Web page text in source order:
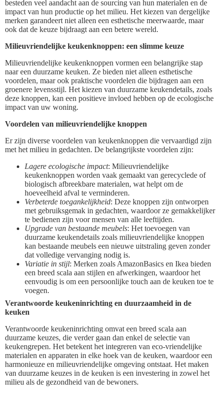
besteden veel aandacht aan de sourcing van hun materialen en de
impact van hun productie op het milieu. Het kiezen van dergelijke
merken garandeert niet alleen een esthetische meerwaarde, maar
ook dat de keuze bijdraagt aan een betere wereld.
Milieuvriendelijke keukenknoppen: een slimme keuze
Milieuvriendelijke keukenknoppen vormen een belangrijke stap
naar een duurzame keuken. Ze bieden niet alleen esthetische
voordelen, maar ook praktische voordelen die bijdragen aan een
groenere levensstijl. Het kiezen van duurzame keukendetails, zoals
deze knoppen, kan een positieve invloed hebben op de ecologische
impact van uw woning.
Voordelen van milieuvriendelijke knoppen
Er zijn diverse voordelen van keukenknoppen die vervaardigd zijn
met het milieu in gedachten. De belangrijkste voordelen zijn:
Lagere ecologische impact: Milieuvriendelijke
keukenknoppen worden vaak gemaakt van gerecyclede of
biologisch afbreekbare materialen, wat helpt om de
hoeveelheid afval te verminderen.
Verbeterde toegankelijkheid: Deze knoppen zijn ontworpen
met gebruiksgemak in gedachten, waardoor ze gemakkelijker
te bedienen zijn voor mensen van alle leeftijden.
Upgrade van bestaande meubels: Het toevoegen van
duurzame keukendetails zoals milieuvriendelijke knoppen
kan bestaande meubels een nieuwe uitstraling geven zonder
dat volledige vervanging nodig is.
Variatie in stijl: Merken zoals AmazonBasics en Ikea bieden
een breed scala aan stijlen en afwerkingen, waardoor het
eenvoudig is om een persoonlijke touch aan de keuken toe te
voegen.
Verantwoorde keukeninrichting en duurzaamheid in de
keuken
Verantwoorde keukeninrichting omvat een breed scala aan
duurzame keuzes, die verder gaan dan enkel de selectie van
keukengrepen. Het betekent het integreren van eco-vriendelijke
materialen en apparaten in elke hoek van de keuken, waardoor een
harmonieuze en milieuvriendelijke omgeving ontstaat. Het maken
van duurzame keuzes in de keuken is een investering in zowel het
milieu als de gezondheid van de bewoners.